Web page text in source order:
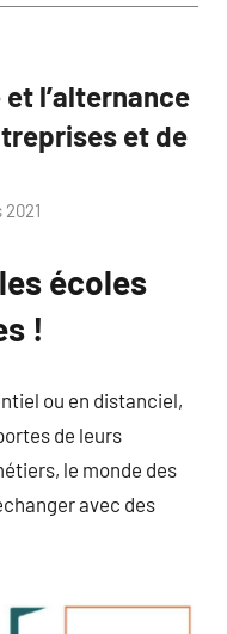
l’alternance
et de
2021
écoles
!
ou en distanciel,
de leurs
le monde des
avec des